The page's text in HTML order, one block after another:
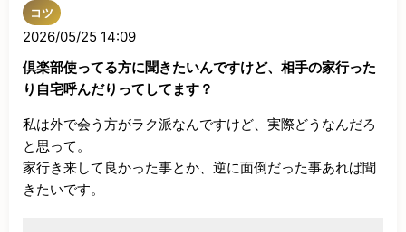
コツ
2026/05/25 14:09
倶楽部使ってる方に聞きたいんですけど、相手の家行った
り自宅呼んだりってしてます？
私は外で会う方がラク派なんですけど、実際どうなんだろ
と思って。
家行き来して良かった事とか、逆に面倒だった事あれば聞
きたいです。